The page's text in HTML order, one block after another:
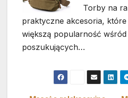
Torby na
praktyczne akcesoria,
większą popularność
poszukujących…